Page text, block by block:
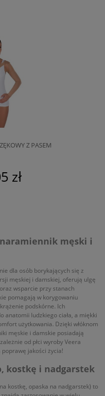
Z PASEM
zł
męski i
dla osób borykających się z
męskiej i damskiej, oferują ulgę
wsparcie przy stanach
pomagają w korygowaniu
podskórne. Ich
anatomii ludzkiego ciała, a miękki
użytkowania. Dzięki włóknom
męskie i damskie posiadają
od płci wyroby Veera
jakości życia!
kostkę i nadgarstek
kostkę, opaska na nadgarstek) to